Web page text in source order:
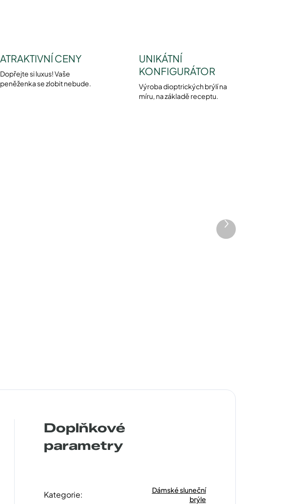
ATRAKTIVNÍ CENY
Dopřejte si luxus! Vaše
peněženka se zlobit nebude.
UNIKÁTNÍ
KONFIGURÁTOR
Výroba dioptrických brýlí na
míru, na základě receptu.
Další
produkt
Doplňkové
parametry
Kategorie:
Dámské sluneční
brýle